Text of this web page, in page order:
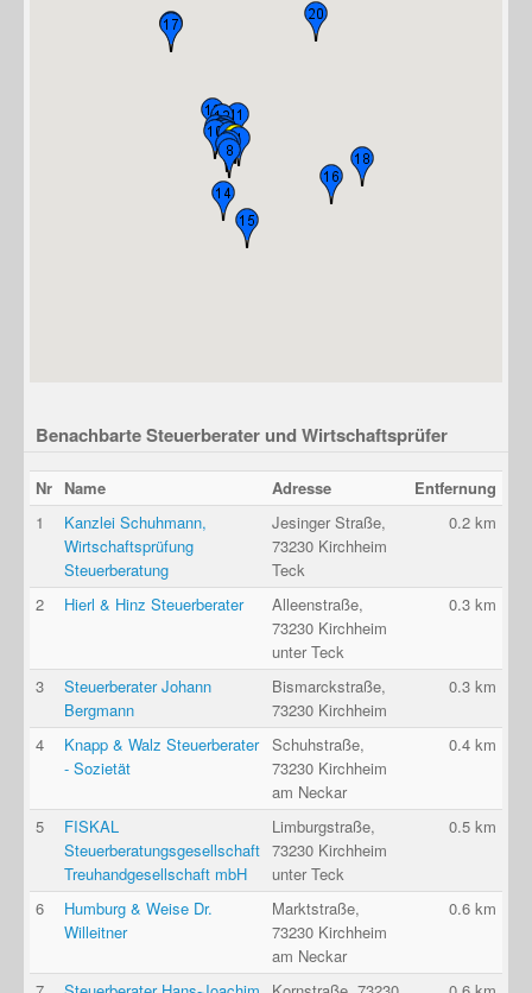
Benachbarte Steuerberater und Wirtschaftsprüfer
Nr Name Adresse
Entfernung
1
Kanzlei Schuhmann,
Wirtschaftsprüfung
Steuerberatung
Jesinger Straße,
73230 Kirchheim
Teck
0.2 km
2 Hierl & Hinz Steuerberater
Alleenstraße,
73230 Kirchheim
unter Teck
0.3 km
3
Steuerberater Johann
Bergmann
Bismarckstraße,
73230 Kirchheim
0.3 km
4
Knapp & Walz Steuerberater
- Sozietät
Schuhstraße,
73230 Kirchheim
am Neckar
0.4 km
5
FISKAL
Steuerberatungsgesellschaft
Treuhandgesellschaft mbH
Limburgstraße,
73230 Kirchheim
unter Teck
0.5 km
6
Humburg & Weise Dr.
Willeitner
Marktstraße,
73230 Kirchheim
am Neckar
0.6 km